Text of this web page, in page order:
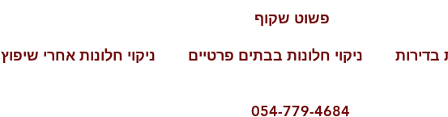
שקוף
בדירות ניקוי חלונות בבתים פרטיים ניקוי חלונות אחרי שיפוץ